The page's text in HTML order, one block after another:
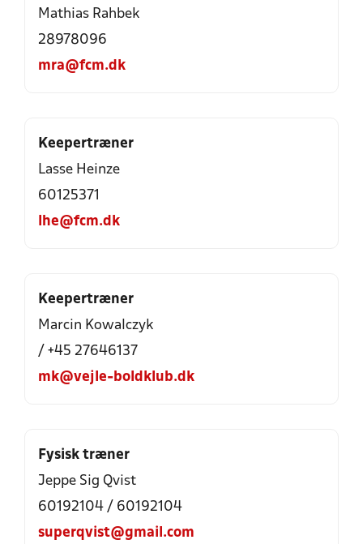
Mathias Rahbek
28978096
mra@fcm.dk
Keepertræner
Lasse Heinze
60125371
lhe@fcm.dk
Keepertræner
Marcin Kowalczyk
/ +45 27646137
mk@vejle-boldklub.dk
Fysisk træner
Jeppe Sig Qvist
60192104 / 60192104
superqvist@gmail.com